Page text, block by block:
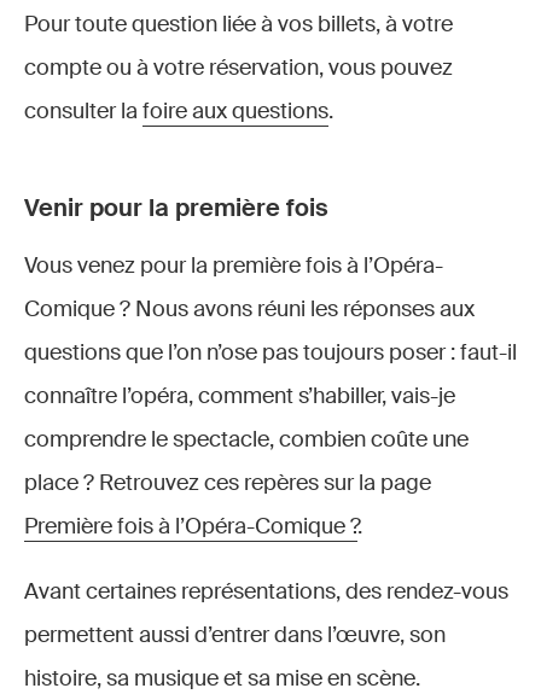
Pour toute question liée à vos billets, à votre
compte ou à votre réservation, vous pouvez
consulter la foire aux questions.
Venir pour la première fois
Vous venez pour la première fois à l’Opéra-
Comique ? Nous avons réuni les réponses aux
questions que l’on n’ose pas toujours poser : faut-il
connaître l’opéra, comment s’habiller, vais-je
comprendre le spectacle, combien coûte une
place ? Retrouvez ces repères sur la page
Première fois à l’Opéra-Comique ?.
Avant certaines représentations, des rendez-vous
permettent aussi d’entrer dans l’œuvre, son
histoire, sa musique et sa mise en scène.